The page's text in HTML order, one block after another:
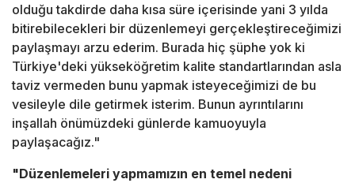
olduğu takdirde daha kısa süre içerisinde yani 3 yılda
bitirebilecekleri bir düzenlemeyi gerçekleştireceğimizi
paylaşmayı arzu ederim. Burada hiç şüphe yok ki
Türkiye'deki yükseköğretim kalite standartlarından asla
taviz vermeden bunu yapmak isteyeceğimizi de bu
vesileyle dile getirmek isterim. Bunun ayrıntılarını
inşallah önümüzdeki günlerde kamuoyuyla
paylaşacağız."
"Düzenlemeleri yapmamızın en temel nedeni